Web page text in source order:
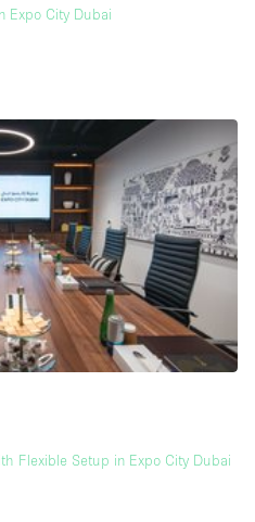
Expo City Dubai
Flexible Setup in Expo City Dubai